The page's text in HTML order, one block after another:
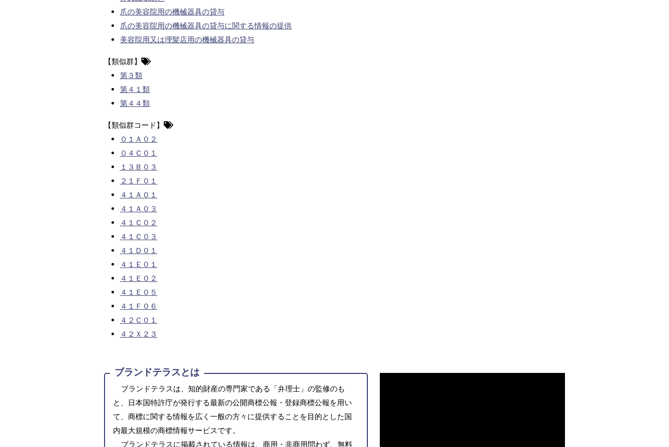
爪の美容院用の機械器具の貸与
爪の美容院用の機械器具の貸与に関する情報の提供
美容院用又は理髪店用の機械器具の貸与
【類似群】
第３類
第４１類
第４４類
【類似群コード】
０１Ａ０２
０４Ｃ０１
１３Ｂ０３
２１Ｆ０１
４１Ａ０１
４１Ａ０３
４１Ｃ０２
４１Ｃ０３
４１Ｄ０１
４１Ｅ０１
４１Ｅ０２
４１Ｅ０５
４１Ｆ０６
４２Ｃ０１
４２Ｘ２３
ブランドテラスとは
ブランドテラスは、知的財産の専門家である「弁理士」の監修のも
と、日本国特許庁が発行する最新の公開商標公報・登録商標公報を用い
て、商標に関する情報を広く一般の方々に提供することを目的とした国
内最大規模の商標情報サービスです。
ブランドテラスに掲載されている情報は、商用・非商用問わず、無料